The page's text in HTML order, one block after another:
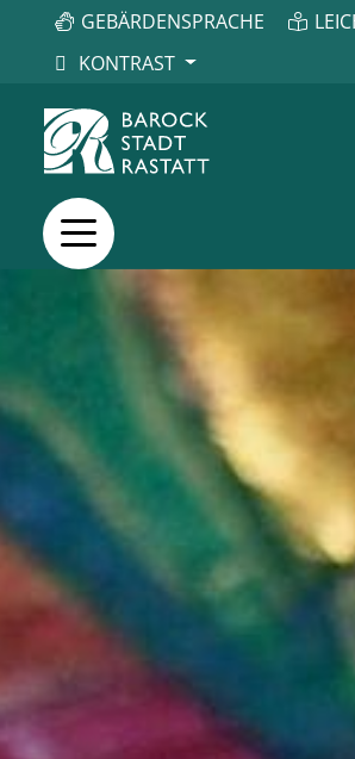
GEBÄRDENSPRACHE
KONTRAST